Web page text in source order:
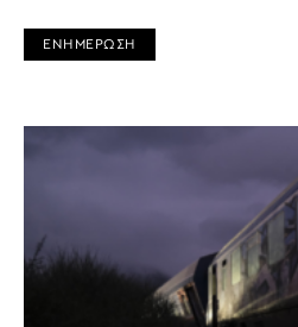
ΕΝΗΜΕΡΩΣΗ